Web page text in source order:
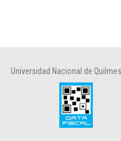
Universidad Nacional de